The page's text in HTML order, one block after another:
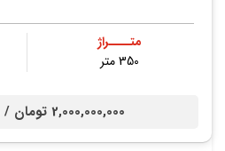
متــــراژ
350 متر
2,000,000,000 تومان /